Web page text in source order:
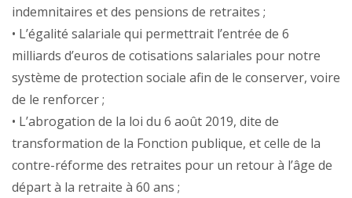
indemnitaires et des pensions de retraites ;
• L’égalité salariale qui permettrait l’entrée de 6
milliards d’euros de cotisations salariales pour notre
système de protection sociale afin de le conserver, voire
de le renforcer ;
• L’abrogation de la loi du 6 août 2019, dite de
transformation de la Fonction publique, et celle de la
contre-réforme des retraites pour un retour à l’âge de
départ à la retraite à 60 ans ;